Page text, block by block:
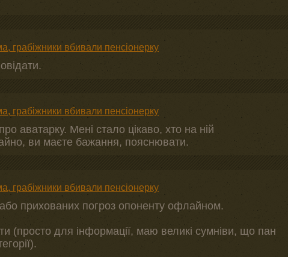
грабіжники вбивали пенсіонерку
грабіжники вбивали пенсіонерку
аватарку. Мені стало цікаво, хто на ній
ви маєте бажання, пояснювати.
грабіжники вбивали пенсіонерку
прихованих погроз опоненту офлайном.
(просто для інформації, маю великі сумніви, що пан